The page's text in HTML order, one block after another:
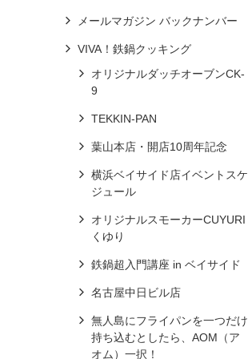
メールマガジン バックナンバー
VIVA！鉄鍋クッキング
オリジナルダッチオーブンCK-
9
TEKKIN-PAN
葉山本店・開店10周年記念
横浜ベイサイド店イベントスケ
ジュール
オリジナルスモーカーCUYURI
くゆり
鉄鍋超入門講座 in ベイサイド
名古屋中日ビル店
無人島にフライパンを一つだけ
持ち込むとしたら、AOM（ア
オム）一択！